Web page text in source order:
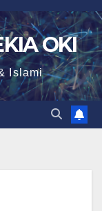
OKI
Islami